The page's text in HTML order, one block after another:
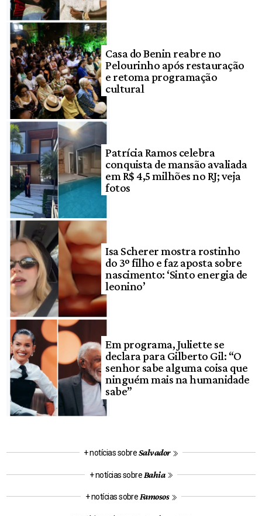
Casa do Benin reabre no
Pelourinho após restauração
e retoma programação
cultural
Patrícia Ramos celebra
conquista de mansão avaliada
em R$ 4,5 milhões no RJ; veja
fotos
Isa Scherer mostra rostinho
do 3º filho e faz aposta sobre
nascimento: ‘Sinto energia de
leonino’
Em programa, Juliette se
declara para Gilberto Gil: “O
senhor sabe alguma coisa que
ninguém mais na humanidade
sabe”
+ notícias sobreSalvador
+ notícias sobre Bahia
+ notícias sobreFamosos